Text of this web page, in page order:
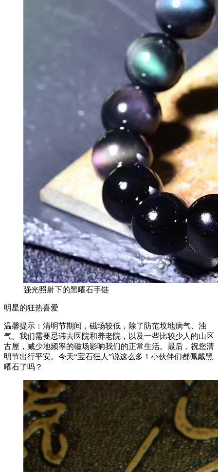
强光照射下的黑曜石手链
明星的狂热喜爱
温馨提示：清明节期间，磁场较低，除了防范坟地病气、浊
气。我们需要忌讳去医院和养老院，以及一些比较少人的山区
古屋，减少地频率的磁场影响我们的正常生活。最后，祝您清
明节出行平安。今天“宝石狂人”说这么多！小伙伴们都佩戴黑
曜石了吗？